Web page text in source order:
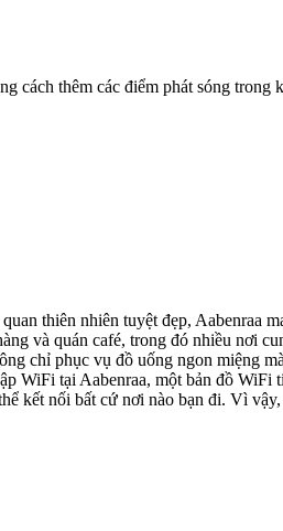
cách thêm các điểm phát sóng trong
thiên nhiên tuyệt đẹp, Aabenraa
và quán café, trong đó nhiều nơi
chỉ phục vụ đồ uống ngon miệng
WiFi tại Aabenraa, một bản đồ WiFi
kết nối bất cứ nơi nào bạn đi. Vì